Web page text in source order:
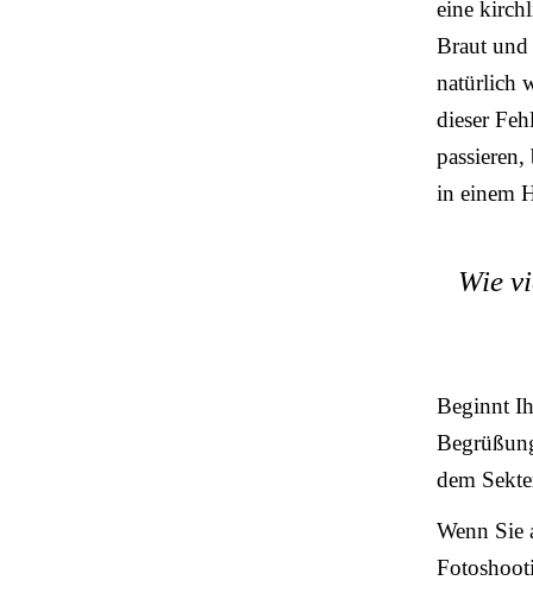
eine
Braut und
natürlich
dieser
in einem
Wie
Beginnt
dem
Wenn Sie